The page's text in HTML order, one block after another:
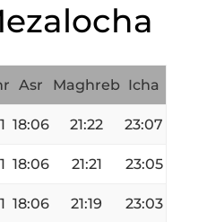
Asr Maghreb Icha
18:06 21:22 23:07
18:06 21:21 23:05
18:06 21:19 23:03